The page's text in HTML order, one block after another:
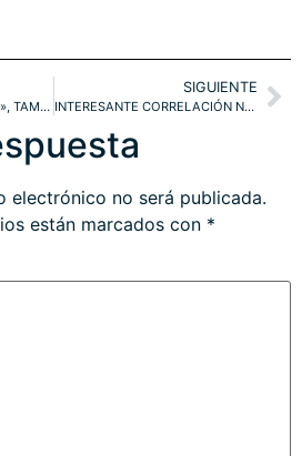
«DO NOT FIGHT THE FED», TAMPOCO AHORA.
SIGUIENTE
INTERESANTE CORRELACIÓN NBER-S&P500. ANÁLISIS TÉCNICO DE ÍNDICES Y VOLATILIDAD
electrónico no será publicada.
están marcados con *